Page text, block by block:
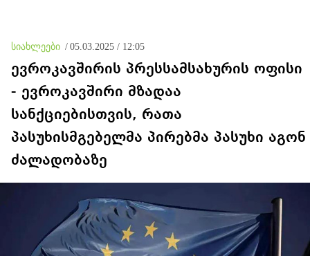
სიახლეები / 05.03.2025 / 12:05
ევროკავშირის პრესსამსახურის ოფისი
- ევროკავშირი მზადაა
სანქციებისთვის, რათა
პასუხისმგებელმა პირებმა პასუხი აგონ
ძალადობაზე